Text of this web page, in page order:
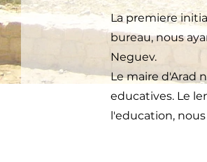
La premiere
bureau, nous
Neguev.
Le maire d'Arad
educatives. Le
l'education,